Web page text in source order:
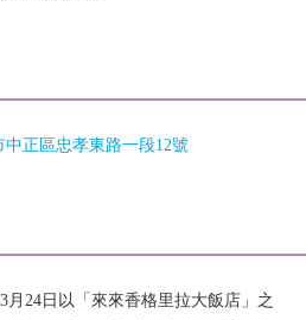
中正區忠孝東路一段12號
月24日以「來來香格里拉大飯店」之